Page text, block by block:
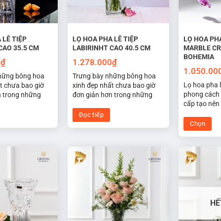
chọn
thể
được
chọn
trên
trang
sản
phẩm
LÊ TIỆP
35.5 CM
₫
bông hoa
chưa bao giờ
trong những
và ấn tượng
lượn sóng
cách, đảm
bàn tiệc của
LỌ HOA PHA LÊ TIỆP
LABIRINHT CAO 40.5 CM
1.278.000₫
Trưng bày những bông hoa
xinh đẹp nhất chưa bao giờ
đơn giản hơn trong những
40.5 cm độc đáo và ấn tượng
này. Các đường lượn sóng
vẻ ngoài rất phong cách, đảm
bảo sẽ tôn lên bàn tiệc của
bạn tại mọi sự kiện.
Đọc tiếp
LỌ HOA
MARBLE
BOHEMIA
Lọ hoa pha
phong
cấp tạo
trí nghệ
phòng
nhà hàng,
Chọn
Sản
phẩm
này
nhiều